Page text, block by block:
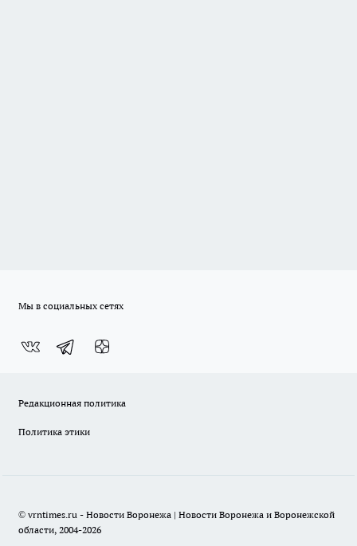
Мы в социальных сетях
Редакционная политика
Политика этики
© vrntimes.ru - Новости Воронежа | Новости Воронежа и Воронежской
области, 2004-2026